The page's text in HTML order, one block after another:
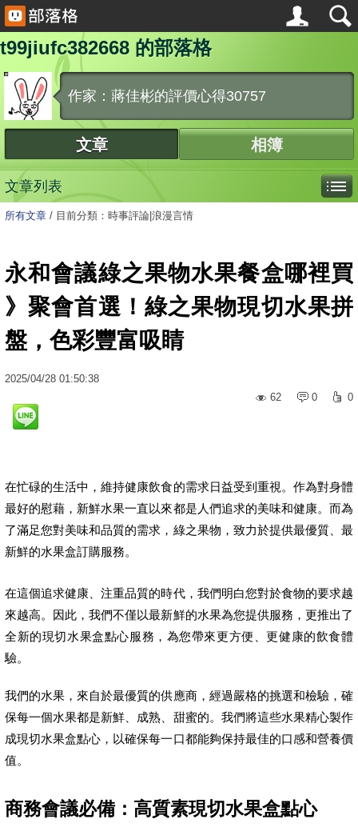
t99jiufc382668 的部落格
作家：蔣佳彬的評價心得30757
文章 相簿
文章列表
所有文章 / 目前分類：時事評論|浪漫言情
永和會議綠之果物水果餐盒哪裡買
》聚會首選！綠之果物現切水果拼
盤，色彩豐富吸睛
2025/04/28 01:50:38
62
0 0
在忙碌的生活中，維持健康飲食的需求日益受到重視。作為對身體
最好的慰藉，新鮮水果一直以來都是人們追求的美味和健康。而為
了滿足您對美味和品質的需求，綠之果物，致力於提供最優質、最
新鮮的水果盒訂購服務。
在這個追求健康、注重品質的時代，我們明白您對於食物的要求越
來越高。因此，我們不僅以最新鮮的水果為您提供服務，更推出了
全新的現切水果盒點心服務，為您帶來更方便、更健康的飲食體
驗。
我們的水果，來自於最優質的供應商，經過嚴格的挑選和檢驗，確
保每一個水果都是新鮮、成熟、甜蜜的。我們將這些水果精心製作
成現切水果盒點心，以確保每一口都能夠保持最佳的口感和營養價
值。
商務會議必備：高質素現切水果盒點心